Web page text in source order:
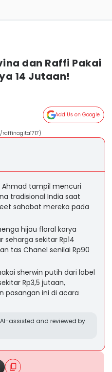
dan Raffi Pakai
14 Jutaan!
Add Us on Google
Ahmad tampil mencuri
tradisional India saat
sahabat mereka pada
hijau floral karya
seharga sekitar Rp14
tas Chanel senilai Rp90
sherwin putih dari label
Rp3,5 jutaan,
pasangan ini di acara
assisted and reviewed by